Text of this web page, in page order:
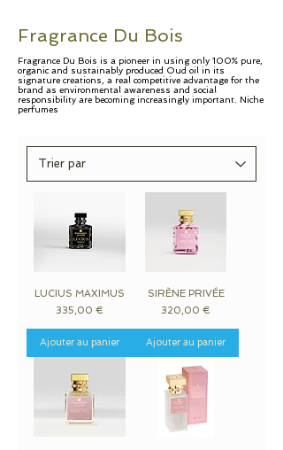
Fragrance Du Bois
Fragrance Du Bois is a pioneer in using only 100% pure,
organic and sustainably produced Oud oil in its
signature creations, a real competitive advantage for the
brand as environmental awareness and social
responsibility are becoming increasingly important. Niche
perfumes
LUCIUS MAXIMUS
Prix
335,00 €
Ajouter au panier
SIRÈNE PRIVÉE
Prix
320,00 €
Ajouter au panier